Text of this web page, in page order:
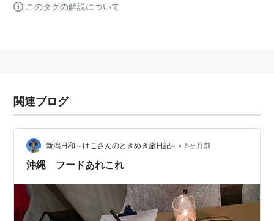
このタグの解説について
関連ブログ
新潟日和～けこさんのときめき旅日記~ • 5ヶ月前
沖縄 フードあれこれ